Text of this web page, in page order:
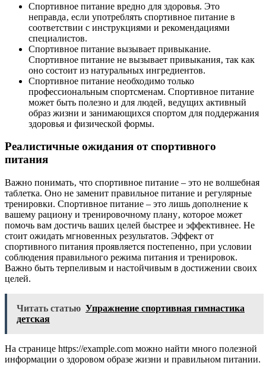
Спортивное питание вредно для здоровья. Это
неправда‚ если употреблять спортивное питание в
соответствии с инструкциями и рекомендациями
специалистов.
Спортивное питание вызывает привыкание.
Спортивное питание не вызывает привыкания‚ так как
оно состоит из натуральных ингредиентов.
Спортивное питание необходимо только
профессиональным спортсменам. Спортивное питание
может быть полезно и для людей‚ ведущих активный
образ жизни и занимающихся спортом для поддержания
здоровья и физической формы.
Реалистичные ожидания от спортивного
питания
Важно понимать‚ что спортивное питание – это не волшебная
таблетка. Оно не заменит правильное питание и регулярные
тренировки. Спортивное питание – это лишь дополнение к
вашему рациону и тренировочному плану‚ которое может
помочь вам достичь ваших целей быстрее и эффективнее. Не
стоит ожидать мгновенных результатов. Эффект от
спортивного питания проявляется постепенно‚ при условии
соблюдения правильного режима питания и тренировок.
Важно быть терпеливым и настойчивым в достижении своих
целей.
Читать статью Упражнение спортивная гимнастика
детская
На странице https://example.com можно найти много полезной
информации о здоровом образе жизни и правильном питании.